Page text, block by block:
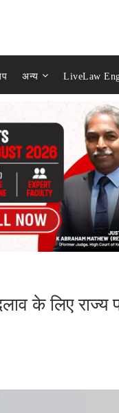
अन्य LiveLaw
के लिए राज्य